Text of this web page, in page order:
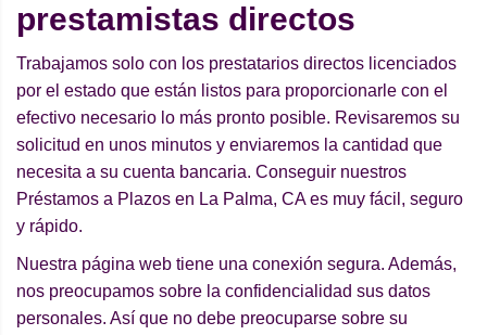
prestamistas directos
Trabajamos solo con los prestatarios directos licenciados
por el estado que están listos para proporcionarle con el
efectivo necesario lo más pronto posible. Revisaremos su
solicitud en unos minutos y enviaremos la cantidad que
necesita a su cuenta bancaria. Conseguir nuestros
Préstamos a Plazos en La Palma, CA es muy fácil, seguro
y rápido.
Nuestra página web tiene una conexión segura. Además,
nos preocupamos sobre la confidencialidad sus datos
personales. Así que no debe preocuparse sobre su